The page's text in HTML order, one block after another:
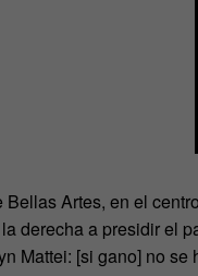
Artes, en el
derecha a presidir el
Mattei: [si gano] no